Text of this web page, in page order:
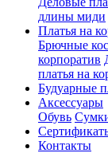
длины миди
Платья на
Брючные
корпоратив
платья на
Будуарные
Аксессуары
Обувь
Контакты